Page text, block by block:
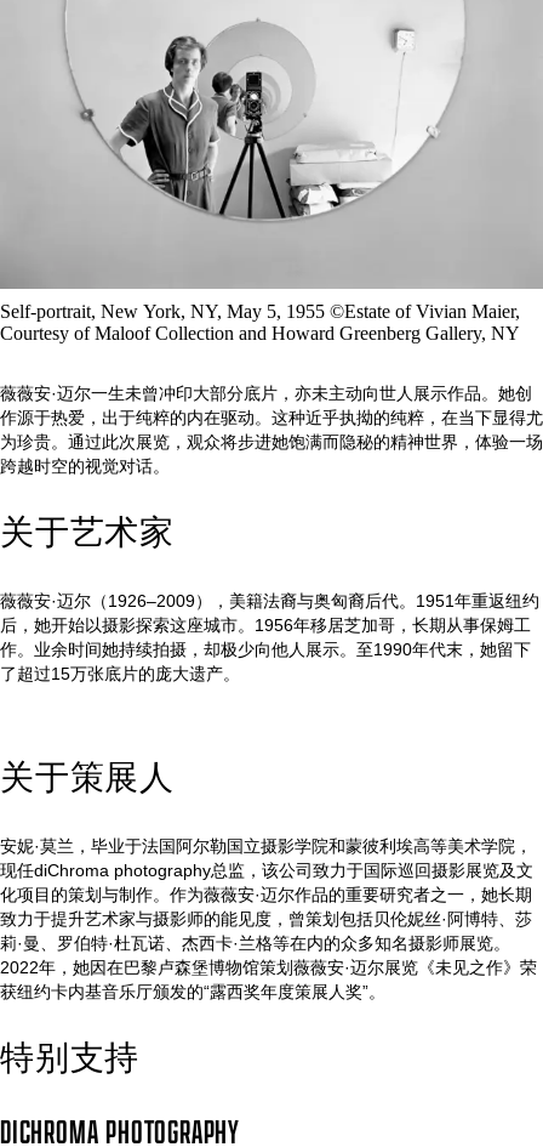
Self-portrait, New York, NY, May 5, 1955 ©Estate of Vivian Maier,
Courtesy of Maloof Collection and Howard Greenberg Gallery, NY
薇薇安·迈尔一生未曾冲印大部分底片，亦未主动向世人展示作品。她创
作源于热爱，出于纯粹的内在驱动。这种近乎执拗的纯粹，在当下显得尤
为珍贵。通过此次展览，观众将步进她饱满而隐秘的精神世界，体验一场
跨越时空的视觉对话。
关于艺术家
薇薇安·迈尔（1926–2009），美籍法裔与奥匈裔后代。1951年重返纽约
后，她开始以摄影探索这座城市。1956年移居芝加哥，长期从事保姆工
作。业余时间她持续拍摄，却极少向他人展示。至1990年代末，她留下
了超过15万张底片的庞大遗产。
关于策展人
安妮·莫兰，毕业于法国阿尔勒国立摄影学院和蒙彼利埃高等美术学院，
现任diChroma photography总监，该公司致力于国际巡回摄影展览及文
化项目的策划与制作。作为薇薇安·迈尔作品的重要研究者之一，她长期
致力于提升艺术家与摄影师的能见度，曾策划包括贝伦妮丝·阿博特、莎
莉·曼、罗伯特·杜瓦诺、杰西卡·兰格等在内的众多知名摄影师展览。
2022年，她因在巴黎卢森堡博物馆策划薇薇安·迈尔展览《未见之作》荣
获纽约卡内基音乐厅颁发的“露西奖年度策展人奖”。
特别支持
DICHROMA PHOTOGRAPHY